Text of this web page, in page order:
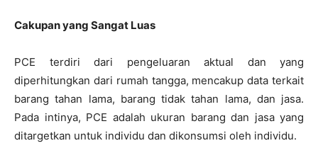
Cakupan yang Sangat Luas
PCE terdiri dari pengeluaran aktual dan yang
diperhitungkan dari rumah tangga, mencakup data terkait
barang tahan lama, barang tidak tahan lama, dan jasa.
Pada intinya, PCE adalah ukuran barang dan jasa yang
ditargetkan untuk individu dan dikonsumsi oleh individu.